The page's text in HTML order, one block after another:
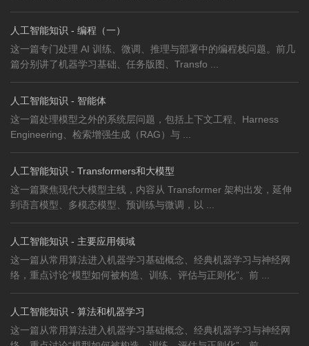
人工智能知识 - 编程（一）
这一篇专门处理 AI 训练、微调、推理与部署中的编程栈问题。前几
篇分别讲了机器学习基础、任务版图、Transfo ...
人工智能知识 - 智能体
这一篇处理模型之外的系统层问题，包括上下文工程、Harness
Engineering、检索增强生成（RAG）与 ...
人工智能知识 - Transformers和大模型
这一篇聚焦现代大模型主线，内容从 Transformer 架构出发，延伸
到语言模型、多模态模型、预训练与微调，以 ...
人工智能知识 - 主要应用领域
这一篇从常用算法进入机器学习基础概念、经典机器学习与神经网
络，重点讨论“模型如何被构造、训练、评估与正则化”。前 ...
人工智能知识 - 算法和机器学习
这一篇从常用算法进入机器学习基础概念、经典机器学习与神经网